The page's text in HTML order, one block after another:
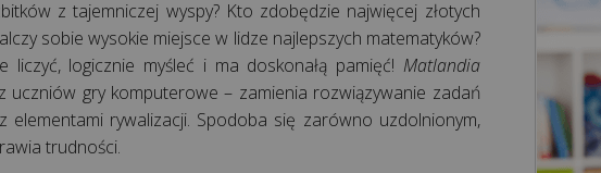
z tajemniczej wyspy? Kto zdobędzie najwięcej złotych
sobie wysokie miejsce w lidze najlepszych matematyków?
logicznie myśleć i ma doskonałą pamięć! Matlandia
uczniów gry komputerowe – zamienia rozwiązywanie zadań
elementami rywalizacji. Spodoba się zarówno uzdolnionym,
trudności.